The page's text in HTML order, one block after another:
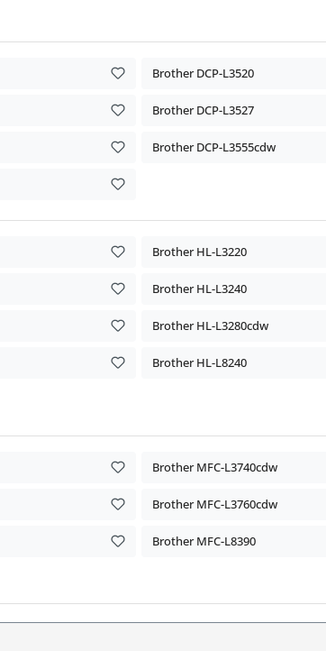
Brother DCP-L3520
Brother DCP-L3527
Brother DCP-L3555cdw
Brother HL-L3220
Brother HL-L3240
Brother HL-L3280cdw
Brother HL-L8240
Brother MFC-L3740cdw
Brother MFC-L3760cdw
Brother MFC-L8390